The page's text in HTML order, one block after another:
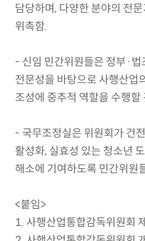
담당하며, 다양한 분야의 전
위촉함.
- 신임 민간위원들은 정부·
전문성을 바탕으로 사행산업
조성에 중추적 역할을 수행할
- 국무조정실은 위원회가 건
활성화, 실효성 있는 청소년
해소에 기여하도록 민간위원
<붙임>
1. 사행산업통합감독위원회